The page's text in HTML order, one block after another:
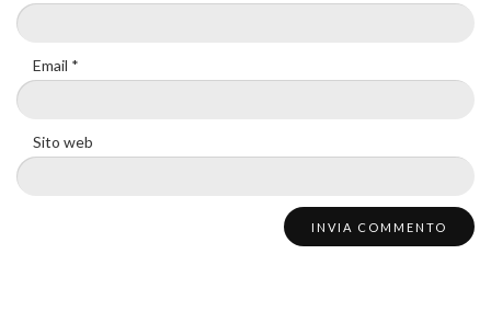
Email *
Sito web